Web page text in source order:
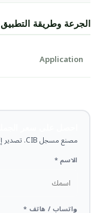
الجرعة وطريقة التطبيق
Application
مصنع مسجل CIB. تصدير إلى أكثر من 50 دولة. يشمل COA وMSDS وTDS.
الاسم *
واتساب / هاتف *